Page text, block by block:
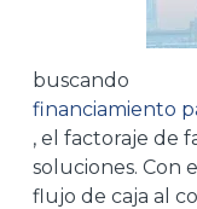
buscando
financiamiento
, el factoraje de
soluciones. Con
flujo de caja al